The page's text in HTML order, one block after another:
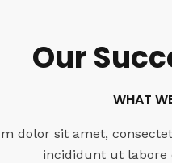
Our
WHAT
dolor sit amet,
incididunt ut labore